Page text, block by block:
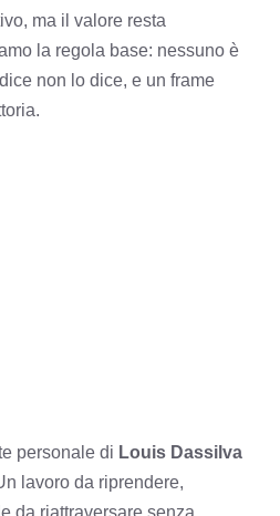
ma il valore resta
la regola base: nessuno è
non lo dice, e un frame
personale di Louis Dassilva
lavoro da riprendere,
da riattraversare senza